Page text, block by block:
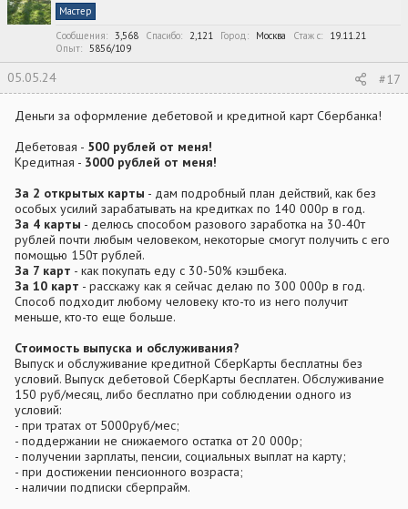
Мастер
Сообщения
3,568 Спасибо 2,121 Город Москва Стаж c
19.11.21
Опыт
5856/109
05.05.24 #17
Деньги за оформление дебетовой и кредитной карт Сбербанка!
Дебетовая - 500 рублей от меня!
Кредитная - 3000 рублей от меня!
За 2 открытых карты - дам подробный план действий, как без
особых усилий зарабатывать на кредитках по 140 000р в год.
За 4 карты - делюсь способом разового заработка на 30-40т
рублей почти любым человеком, некоторые смогут получить с его
помощью 150т рублей.
За 7 карт - как покупать еду с 30-50% кэшбека.
За 10 карт - расскажу как я сейчас делаю по 300 000р в год.
Способ подходит любому человеку кто-то из него получит
меньше, кто-то еще больше.
Стоимость выпуска и обслуживания?
Выпуск и обслуживание кредитной СберКарты бесплатны без
условий. Выпуск дебетовой СберКарты бесплатен. Обслуживание
150 руб/месяц, либо бесплатно при соблюдении одного из
условий:
- при тратах от 5000руб/мес;
- поддержании не снижаемого остатка от 20 000р;
- получении зарплаты, пенсии, социальных выплат на карту;
- при достижении пенсионного возраста;
- наличии подписки сберпрайм.